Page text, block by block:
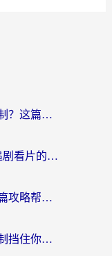
海外看央视影音总提示地区限制？这篇教你选对回国加速器，流畅追剧不踩坑
国外能看b站直播吗？海外党追剧看片的终极解决方案来了
海外访问国内网站的限制？这篇攻略帮你无缝解锁12306、12123和国内影音
海外怎么看动漫？别让地域限制挡住你的追番快乐